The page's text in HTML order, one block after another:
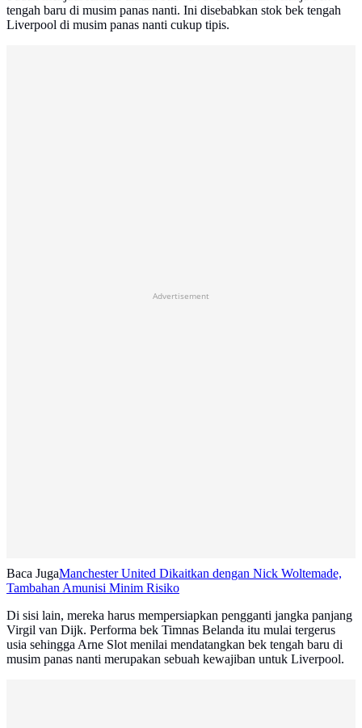
tengah baru di musim panas nanti. Ini disebabkan stok bek tengah
Liverpool di musim panas nanti cukup tipis.
Advertisement
Baca JugaManchester United Dikaitkan dengan Nick Woltemade,
Tambahan Amunisi Minim Risiko
Di sisi lain, mereka harus mempersiapkan pengganti jangka panjang
Virgil van Dijk. Performa bek Timnas Belanda itu mulai tergerus
usia sehingga Arne Slot menilai mendatangkan bek tengah baru di
musim panas nanti merupakan sebuah kewajiban untuk Liverpool.